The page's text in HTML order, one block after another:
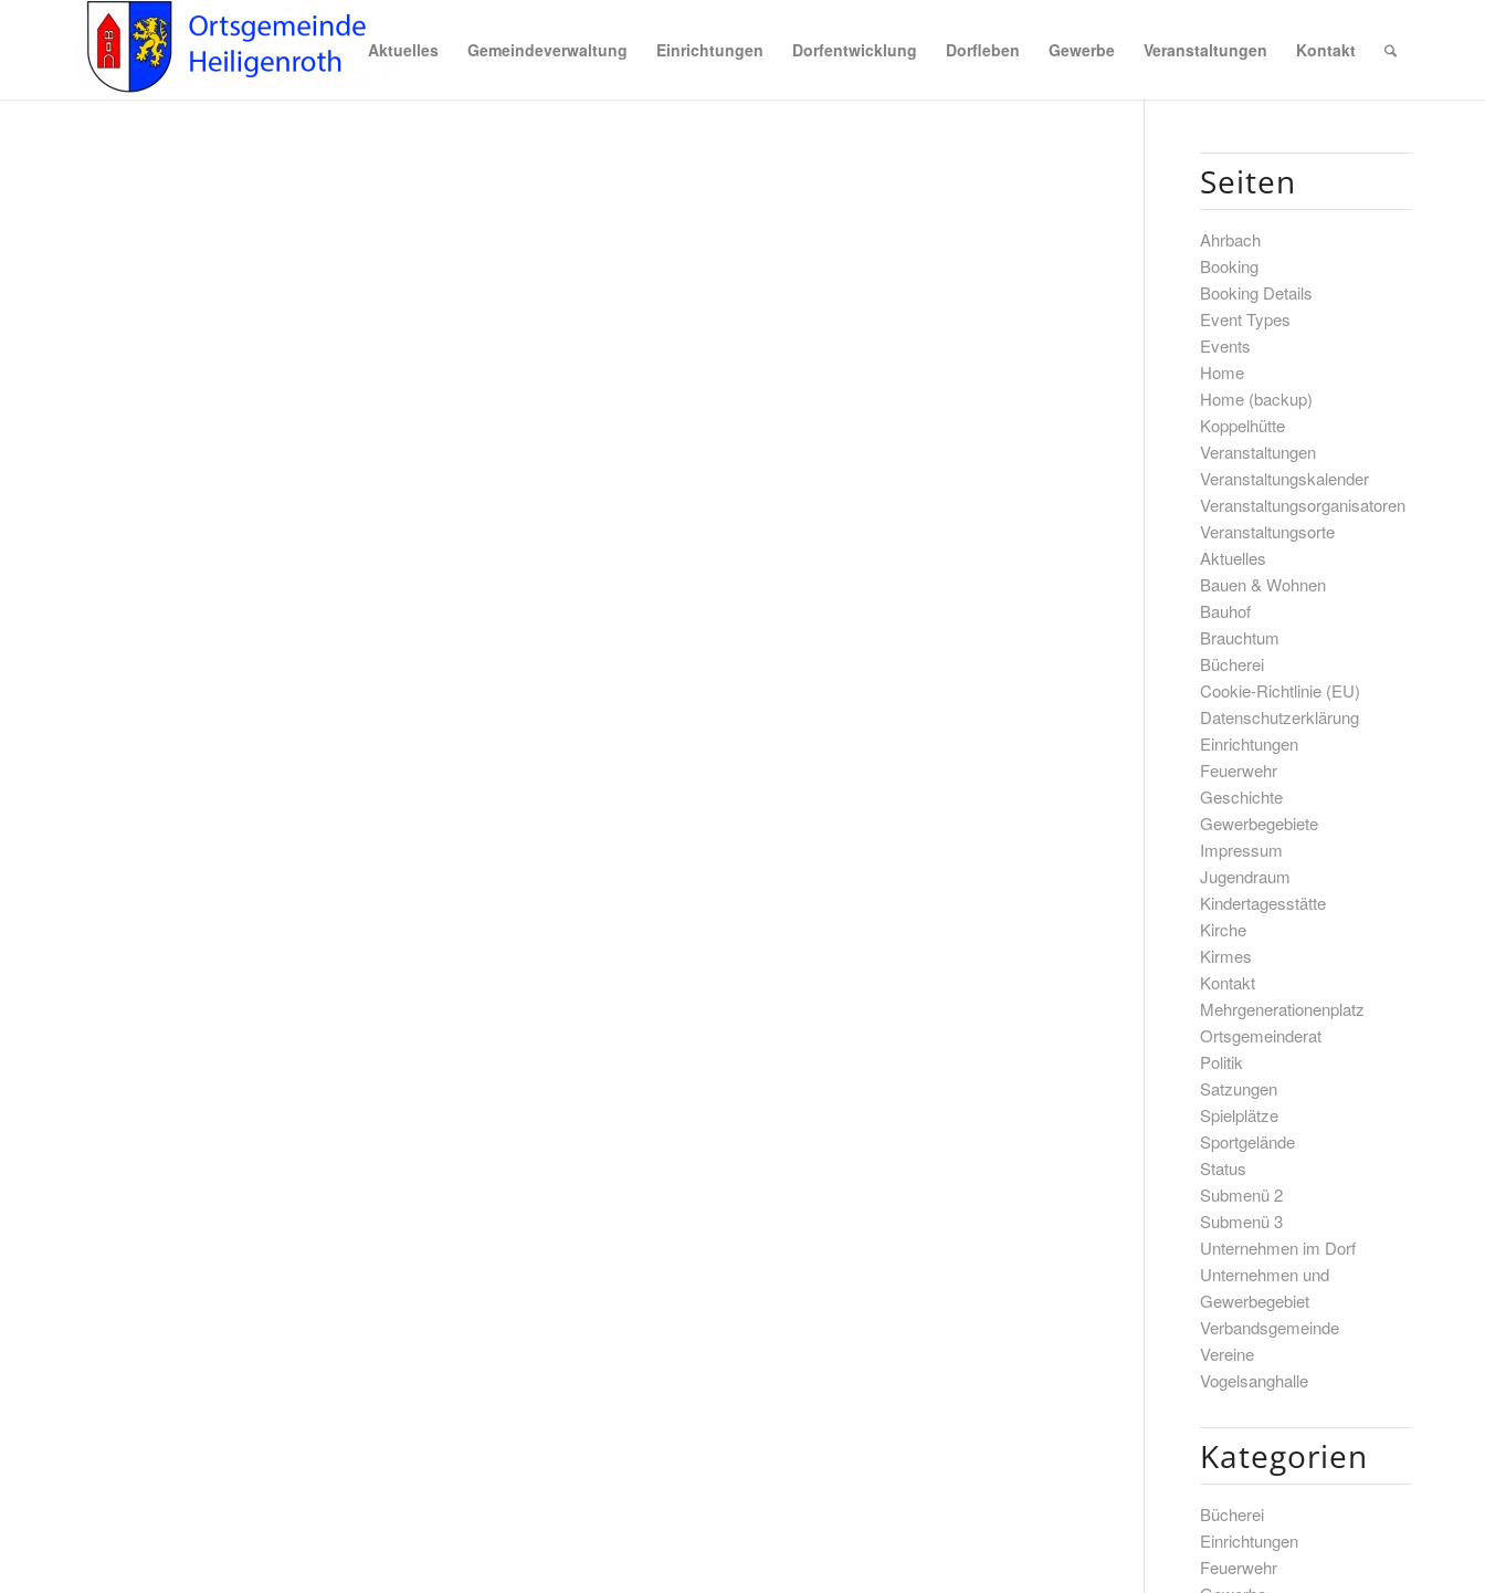
Aktuelles Gemeindeverwaltung Einrichtungen Dorfentwicklung Dorfleben Gewerbe Veranstaltungen Kontakt
Seiten
Ahrbach
Booking
Booking Details
Event Types
Events
Home
Home (backup)
Koppelhütte
Veranstaltungen
Veranstaltungskalender
Veranstaltungsorganisatoren
Veranstaltungsorte
Aktuelles
Bauen & Wohnen
Bauhof
Brauchtum
Bücherei
Cookie-Richtlinie (EU)
Datenschutzerklärung
Einrichtungen
Feuerwehr
Geschichte
Gewerbegebiete
Impressum
Jugendraum
Kindertagesstätte
Kirche
Kirmes
Kontakt
Mehrgenerationenplatz
Ortsgemeinderat
Politik
Satzungen
Spielplätze
Sportgelände
Status
Submenü 2
Submenü 3
Unternehmen im Dorf
Unternehmen und
Gewerbegebiet
Verbandsgemeinde
Vereine
Vogelsanghalle
Kategorien
Bücherei
Einrichtungen
Feuerwehr